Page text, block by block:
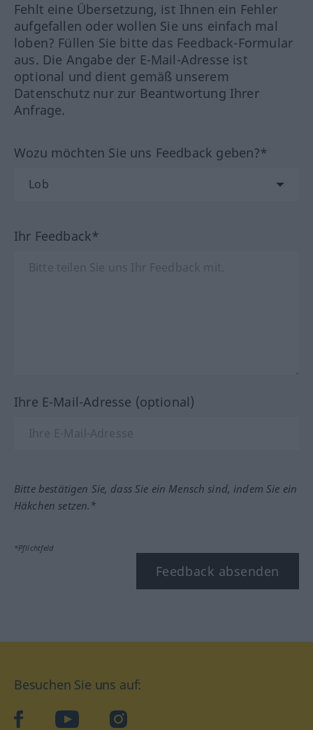
Fehlt eine Übersetzung, ist Ihnen ein Fehler
aufgefallen oder wollen Sie uns einfach mal
loben? Füllen Sie bitte das Feedback-Formular
aus. Die Angabe der E-Mail-Adresse ist
optional und dient gemäß unserem
Datenschutz nur zur Beantwortung Ihrer
Anfrage.
Wozu möchten Sie uns Feedback geben?*
Ihr Feedback*
Ihre E-Mail-Adresse (optional)
Bitte bestätigen Sie, dass Sie ein Mensch sind, indem Sie ein
Häkchen setzen.*
*Pflichtfeld
Feedback absenden
Besuchen Sie uns auf:
facebookYouTube Instagram